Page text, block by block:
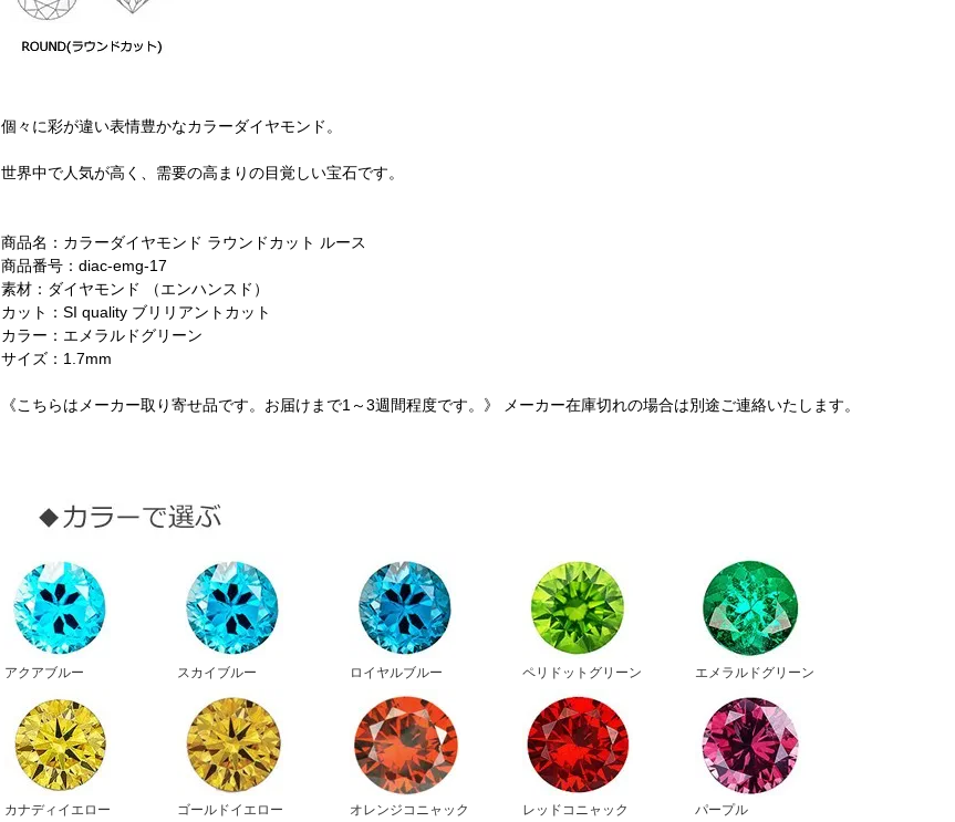
個々に彩が違い表情豊かなカラーダイヤモンド。
世界中で人気が高く、需要の高まりの目覚しい宝石です。
商品名：カラーダイヤモンド ラウンドカット ルース
商品番号：diac-emg-17
素材：ダイヤモンド （エンハンスド）
カット：SI quality ブリリアントカット
カラー：エメラルドグリーン
サイズ：1.7mm
《こちらはメーカー取り寄せ品です。お届けまで1～3週間程度です。》 メーカー在庫切れの場合は別途ご連絡いたします。
アクアブルー スカイブルー ロイヤルブルー ペリドットグリーン エメラルドグリーン
カナディイエロー ゴールドイエロー オレンジコニャック レッドコニャック パープル